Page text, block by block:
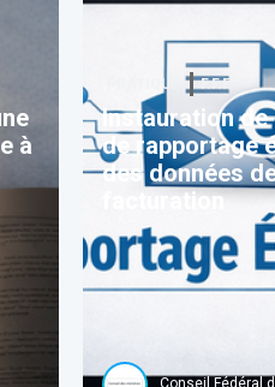
à
PRATIQUE F.F.F.
Instauration de
de rapportage
des données
facturation
Conseil Fédéral